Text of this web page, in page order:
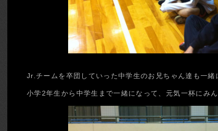
Jr.チームを卒団していった中学生のお兄ちゃん達も一緒
小学2年生から中学生まで一緒になって、元気一杯にみ